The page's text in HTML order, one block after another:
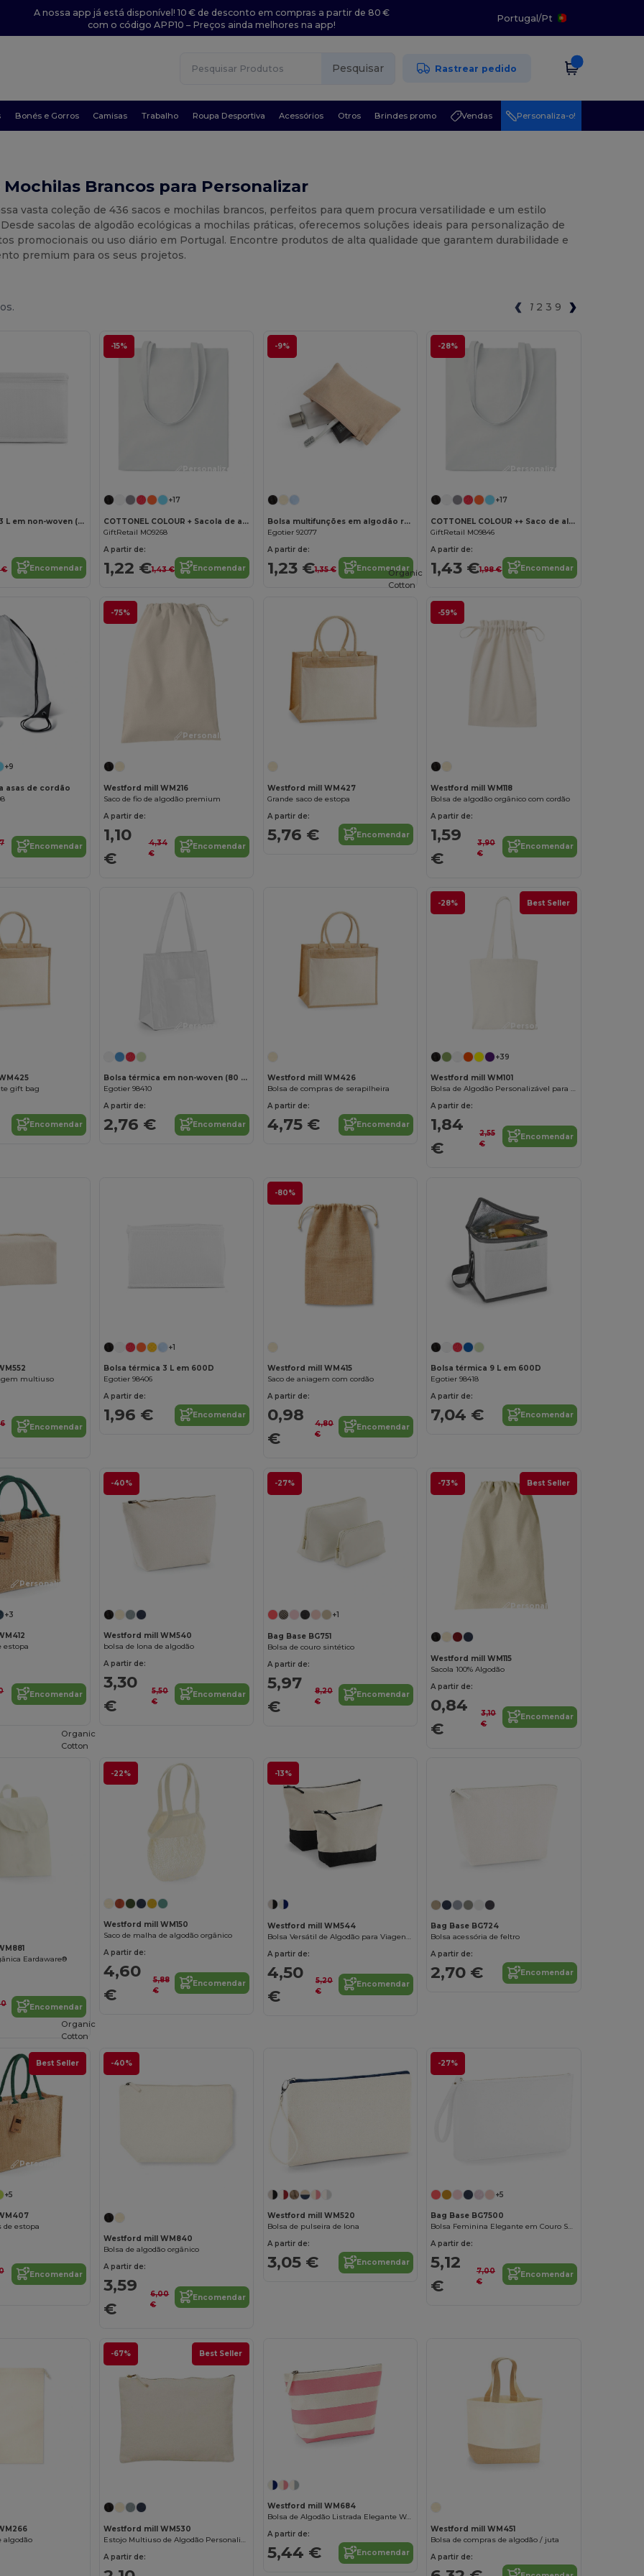
A nossa app já está disponível! 10 € de desconto em compras a partir de 80 €
com o código APP10 – Preços ainda melhores na app!
Portugal/Pt
Pesquisar Rastrear pedido
Bonés e Gorros Camisas Trabalho Roupa Desportiva Acessórios Otros Brindes promo Vendas Personaliza-o!
Mochilas Brancos para Personalizar
vasta coleção de 436 sacos e mochilas brancos, perfeitos para quem procura versatilidade e um estilo
sacolas de algodão ecológicas a mochilas práticas, oferecemos soluções ideais para personalização de
promocionais ou uso diário em Portugal. Encontre produtos de alta qualidade que garantem durabilidade e
premium para os seus projetos.
1 2 3 9
Bolsa térmica 3 L em non-woven (80 g/m²)
€ Encomendar
-15%
Personalize-o!
+17
COTTONEL COLOUR + Sacola de algodão 140 gr / m²
GiftRetail MO9268
A partir de:
1,22 €1,43 € Encomendar
-9%
Bolsa multifunções em algodão reciclado (70%) e poliéster (30% rPET) (140 g/m²)
Egotier 92077
A partir de:
1,23 €1,35 € Encomendar
-28%
Personalize-o!
+17
COTTONEL COLOUR ++ Saco de algodão 180gr/m2 MO9846-
GiftRetail MO9846
A partir de:
1,43 €1,98 € Encomendar
Personalize-o!
+9
asas de cordão
Encomendar
-75%
Personalize-o!
Westford mill WM216
Saco de fio de algodão premium
A partir de:
1,10
€
4,34
€
Encomendar
Westford mill WM427
Grande saco de estopa
A partir de:
5,76 € Encomendar
-59%
Organic
Cotton
Westford mill WM118
Bolsa de algodão orgânico com cordão
A partir de:
1,59
€
3,90
€
Encomendar
gift bag
Encomendar
Personalize-o!
Bolsa térmica em non-woven (80 g/m²)
Egotier 98410
A partir de:
2,76 € Encomendar
Westford mill WM426
Bolsa de compras de serapilheira
A partir de:
4,75 € Encomendar
-28% Best Seller
Personalize-o!
+39
Westford mill WM101
Bolsa de Algodão Personalizável para Ombro
A partir de:
1,84
€
2,55
€
Encomendar
multiuso
Encomendar
+1
Bolsa térmica 3 L em 600D
Egotier 98406
A partir de:
1,96 € Encomendar
-80%
Westford mill WM415
Saco de aniagem com cordão
A partir de:
0,98
€
4,80
€
Encomendar
Bolsa térmica 9 L em 600D
Egotier 98418
A partir de:
7,04 € Encomendar
Personalize-o!
+3
estopa
Encomendar
-40%
Westford mill WM540
bolsa de lona de algodão
A partir de:
3,30
€
5,50
€
Encomendar
-27%
+1
Bag Base BG751
Bolsa de couro sintético
A partir de:
5,97
€
8,20
€
Encomendar
-73% Best Seller
Personalize-o!
Westford mill WM115
Sacola 100% Algodão
A partir de:
0,84
€
3,10
€
Encomendar
Eardaware®
Encomendar
-22%
Organic
Cotton
Westford mill WM150
Saco de malha de algodão orgânico
A partir de:
4,60
€
5,88
€
Encomendar
-13%
Westford mill WM544
Bolsa Versátil de Algodão para Viagens e Decoração
A partir de:
4,50
€
5,20
€
Encomendar
Bag Base BG724
Bolsa acessória de feltro
A partir de:
2,70 € Encomendar
Best Seller
Personalize-o!
+5
de estopa
Encomendar
-40%
Organic
Cotton
Westford mill WM840
Bolsa de algodão orgânico
A partir de:
3,59
€
6,00
€
Encomendar
Westford mill WM520
Bolsa de pulseira de lona
A partir de:
3,05 € Encomendar
-27%
+5
Bag Base BG7500
Bolsa Feminina Elegante em Couro Saffiano
A partir de:
5,12
€
7,00
€
Encomendar
algodão
-67% Best Seller
Westford mill WM530
Estojo Multiuso de Algodão Personalizável
A partir de:
Westford mill WM684
Bolsa de Algodão Listrada Elegante Westford
A partir de:
5,44 € Encomendar
Westford mill WM451
Bolsa de compras de algodão / juta
A partir de: